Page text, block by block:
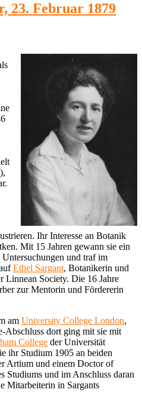
23. Februar 1879
Ihr Interesse an Botanik
Mit 15 Jahren gewann sie ein
und traf im
Ethel Sargant, Botanikerin und
Linnean Society. Die 16 Jahre
zur Mentorin und Fördererin
am University College London,
Abschluss dort ging mit sie mit
College der Universität
ihr Studium 1905 an beiden
Artium und einem Doctor of
Studiums und im Anschluss daran
Mitarbeiterin in Sargants